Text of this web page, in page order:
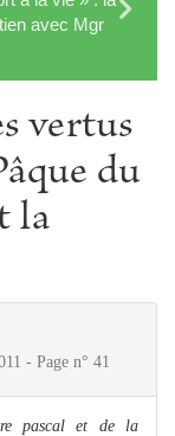
avec Mgr
vertus
du
la
- Page n° 41
pascal et de la